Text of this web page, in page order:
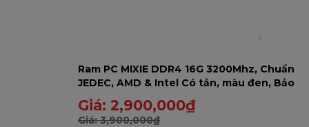
Ram PC MIXIE DDR4 16G 3200Mhz, Chuẩn
JEDEC, AMD & Intel Có tản, màu đen, Bảo
hành 60 tháng - 16GD43200RA-U
Giá: 2,900,000₫
Giá:3,900,000₫